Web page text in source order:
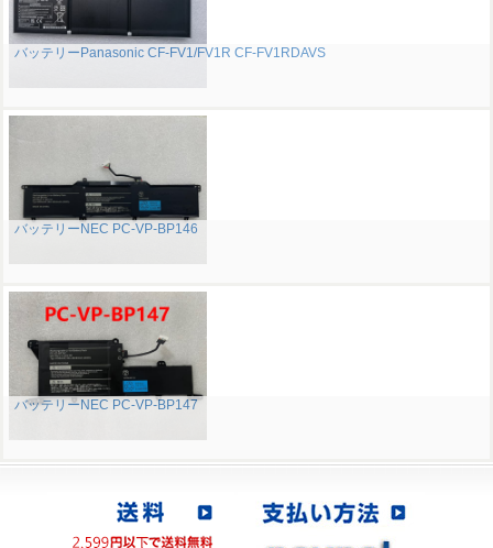
バッテリーPanasonic CF-FV1/FV1R CF-FV1RDAVS
バッテリーNEC PC-VP-BP146
バッテリーNEC PC-VP-BP147